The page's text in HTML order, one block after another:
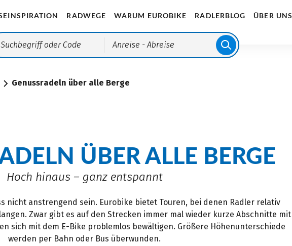
RADWEGE WARUM EUROBIKE RADLERBLOG ÜBER UNS
Anreise - Abreise
Genussradeln über alle Berge
ÜBER ALLE BERGE
Hoch hinaus – ganz entspannt
nicht anstrengend sein. Eurobike bietet Touren, bei denen Radler relativ
Zwar gibt es auf den Strecken immer mal wieder kurze Abschnitte mit
sich mit dem E-Bike problemlos bewältigen. Größere Höhenunterschiede
werden per Bahn oder Bus überwunden.